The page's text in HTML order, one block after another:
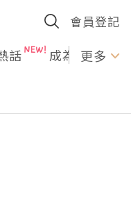
會員登記
話 成為U更多